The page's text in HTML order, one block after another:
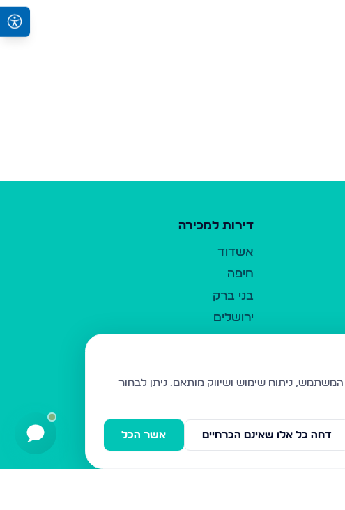
דירות למכירה
אשדוד
חיפה
בני ברק
ירושלים
בית שמש
ביתר עילית
ניתן לבחור
אשר הכל דחה כל אלו שאינם הכרחיים